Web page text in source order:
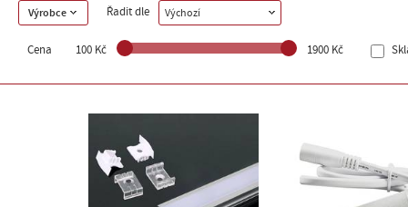
Výrobce Řadit dle Výchozí
Cena 100 Kč 1900 Kč